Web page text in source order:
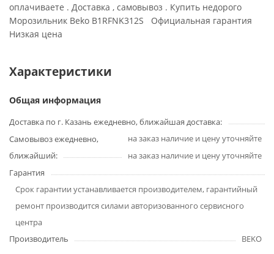
оплачиваете . Доставка , самовывоз . Купить недорого
Морозильник Beko B1RFNK312S Официальная гарантия
Низкая цена
Характеристики
Общая информация
Доставка по г. Казань ежедневно, ближайшая доставка:
на заказ наличие и цену уточняйте
Самовывоз ежедневно,
ближайший:
на заказ наличие и цену уточняйте
Гарантия
Срок гарантии устанавливается производителем, гарантийный
ремонт производится силами авторизованного сервисного
центра
Производитель
BEKO